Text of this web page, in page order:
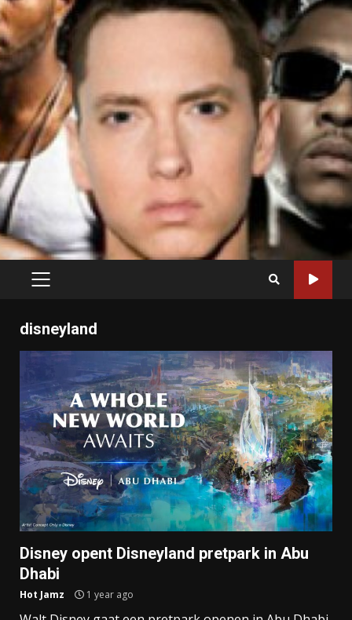
PRIMARY
disneyland
Disney opent Disneyland pretpark in Abu
Dhabi
Hot Jamz 1 year ago